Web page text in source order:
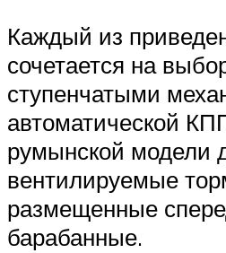
Каждый из
сочетается на
ступенчатыми
автоматической
румынской модели
вентилируемые
размещенные
барабанные.